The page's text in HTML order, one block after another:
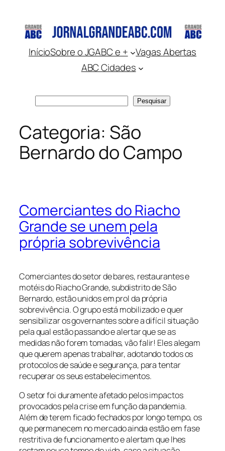
conteúdo
InícioSobre o JGABC e +
Vagas Abertas
ABC Cidades
Pesquisar
Categoria: São
Bernardo do Campo
Comerciantes do Riacho
Grande se unem pela
própria sobrevivência
Comerciantes do setor de bares, restaurantes e
motéis do Riacho Grande, subdistrito de São
Bernardo, estão unidos em prol da própria
sobrevivência. O grupo está mobilizado e quer
sensibilizar os governantes sobre a difícil situação
pela qual estão passando e alertar que se as
medidas não forem tomadas, vão falir! Eles alegam
que querem apenas trabalhar, adotando todos os
protocolos de saúde e segurança, para tentar
recuperar os seus estabelecimentos.
O setor foi duramente afetado pelos impactos
provocados pela crise em função da pandemia.
Além de terem ficado fechados por longo tempo, os
que permanecem no mercado ainda estão em fase
restritiva de funcionamento e alertam que lhes